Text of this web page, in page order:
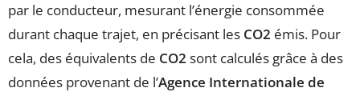
par le conducteur, mesurant l’énergie consommée
durant chaque trajet, en précisant les CO2 émis. Pour
cela, des équivalents de CO2 sont calculés grâce à des
données provenant de l’Agence Internationale de